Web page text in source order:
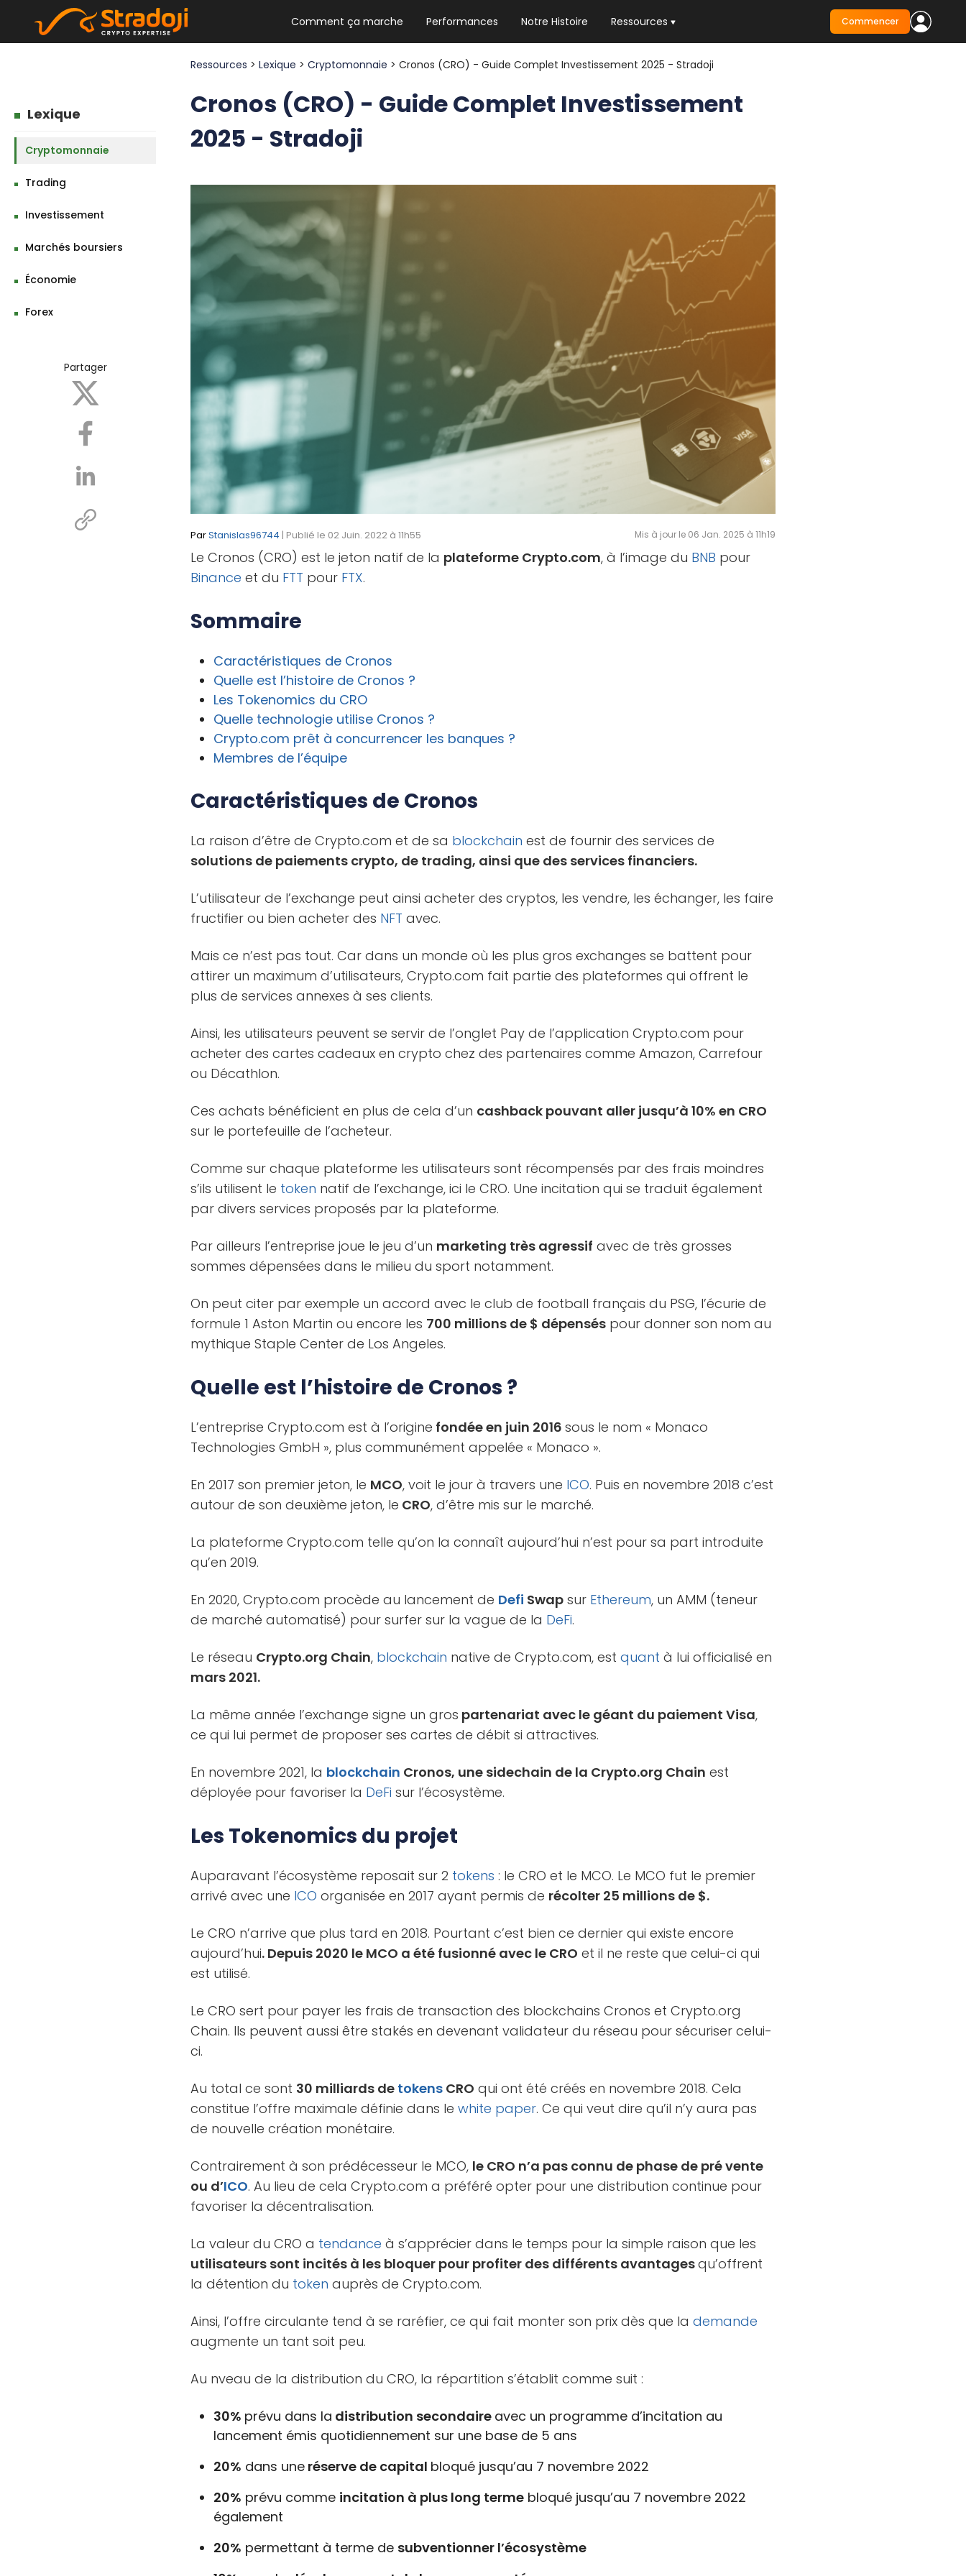
Comment ça marche Performances Notre Histoire Ressources
NEWSLETTER HEBDO
Les news crypto dont vous avez besoin
Commencer
Lexique
Cryptomonnaie
Trading
Investissement
Marchés boursiers
Économie
Forex
Partager
Ressources >Lexique >Cryptomonnaie > Cronos (CRO) - Guide Complet Investissement 2025 - Stradoji
Cronos (CRO) - Guide Complet Investissement
2025 - Stradoji
ParStanislas96744 | Publié le 02 Juin. 2022 à 11h55 Mis à jour le 06 Jan. 2025 à 11h19
Le Cronos (CRO) est le jeton natif de la plateforme Crypto.com, à l’image du BNB pour
Binance et du FTT pour FTX.
Sommaire
Caractéristiques de Cronos
Quelle est l’histoire de Cronos ?
Les Tokenomics du CRO
Quelle technologie utilise Cronos ?
Crypto.com prêt à concurrencer les banques ?
Membres de l’équipe
Caractéristiques de Cronos
La raison d’être de Crypto.com et de sa blockchain est de fournir des services de
solutions de paiements crypto, de trading, ainsi que des services financiers.
L’utilisateur de l’exchange peut ainsi acheter des cryptos, les vendre, les échanger, les faire
fructifier ou bien acheter des NFT avec.
Mais ce n’est pas tout. Car dans un monde où les plus gros exchanges se battent pour
attirer un maximum d’utilisateurs, Crypto.com fait partie des plateformes qui offrent le
plus de services annexes à ses clients.
Ainsi, les utilisateurs peuvent se servir de l’onglet Pay de l’application Crypto.com pour
acheter des cartes cadeaux en crypto chez des partenaires comme Amazon, Carrefour
ou Décathlon.
Ces achats bénéficient en plus de cela d’un cashback pouvant aller jusqu’à 10% en CRO
sur le portefeuille de l’acheteur.
Comme sur chaque plateforme les utilisateurs sont récompensés par des frais moindres
s’ils utilisent le token natif de l’exchange, ici le CRO. Une incitation qui se traduit également
par divers services proposés par la plateforme.
Par ailleurs l’entreprise joue le jeu d’un marketing très agressif avec de très grosses
sommes dépensées dans le milieu du sport notamment.
On peut citer par exemple un accord avec le club de football français du PSG, l’écurie de
formule 1 Aston Martin ou encore les 700 millions de $ dépensés pour donner son nom au
mythique Staple Center de Los Angeles.
Quelle est l’histoire de Cronos ?
L’entreprise Crypto.com est à l’origine fondée en juin 2016sous le nom « Monaco
Technologies GmbH », plus communément appelée « Monaco ».
En 2017 son premier jeton, le MCO, voit le jour à travers une ICO. Puis en novembre 2018 c’est
autour de son deuxième jeton, le CRO, d’être mis sur le marché.
La plateforme Crypto.com telle qu’on la connaît aujourd’hui n’est pour sa part introduite
qu’en 2019.
En 2020, Crypto.com procède au lancement de Defi Swap sur Ethereum, un AMM (teneur
de marché automatisé) pour surfer sur la vague de la DeFi.
Le réseau Crypto.org Chain, blockchain native de Crypto.com, estquant à lui officialisé en
mars 2021.
La même année l’exchange signe un gros partenariat avec le géant du paiement Visa,
ce qui lui permet de proposer ses cartes de débit si attractives.
En novembre 2021, la blockchain Cronos, une sidechain de la Crypto.org Chain est
déployée pour favoriser la DeFi sur l’écosystème.
Les Tokenomics du projet
Auparavant l’écosystème reposait sur 2 tokens : le CRO et le MCO. Le MCO fut le premier
arrivé avec une ICO organisée en 2017 ayant permis de récolter 25 millions de $.
Le CRO n’arrive que plus tard en 2018. Pourtant c’est bien ce dernier qui existe encore
aujourd’hui. Depuis 2020 le MCO a été fusionné avec le CRO et il ne reste que celui-ci qui
est utilisé.
Le CRO sert pour payer les frais de transaction des blockchains Cronos et Crypto.org
Chain. Ils peuvent aussi être stakés en devenant validateur du réseau pour sécuriser celui-
ci.
Au total ce sont 30 milliards de tokens CRO qui ont été créés en novembre 2018. Cela
constitue l’offre maximale définie dans lewhite paper. Ce qui veut dire qu’il n’y aura pas
de nouvelle création monétaire.
Contrairement à son prédécesseur le MCO, le CRO n’a pas connu de phase de pré vente
ou d’ICO. Au lieu de cela Crypto.com a préféré opter pour une distribution continue pour
favoriser la décentralisation.
La valeur du CRO a tendance à s’apprécier dans le temps pour la simple raison que les
utilisateurs sont incités à les bloquer pour profiter des différents avantagesqu’offrent
la détention du token auprès de Crypto.com.
Ainsi, l’offre circulante tend à se raréfier, ce qui fait monter son prix dès que lademande
augmente un tant soit peu.
Au nveau de la distribution du CRO, la répartition s’établit comme suit :
30% prévu dans la distribution secondaire avec un programme d’incitation au
lancement émis quotidiennement sur une base de 5 ans
20% dans une réserve de capital bloqué jusqu’au 7 novembre 2022
20% prévu comme incitation à plus long terme bloqué jusqu’au 7 novembre 2022
également
20% permettant à terme de subventionner l’écosystème